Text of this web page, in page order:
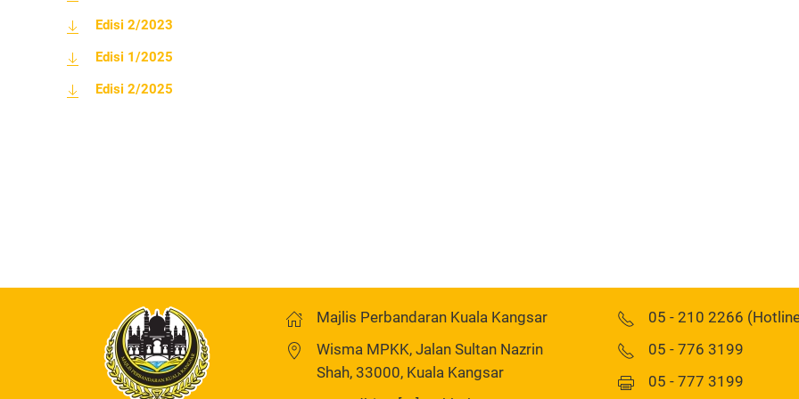
Edisi 2/2023
Edisi 1/2025
Edisi 2/2025
Majlis Perbandaran Kuala Kangsar
Wisma MPKK, Jalan Sultan Nazrin
Shah, 33000, Kuala Kangsar
05 - 210 2266
05 - 776 3199
05 - 777 3199